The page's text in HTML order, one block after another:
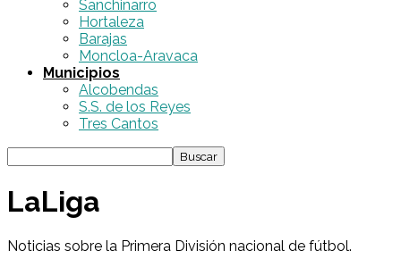
Sanchinarro
Hortaleza
Barajas
Moncloa-Aravaca
Municipios
Alcobendas
S.S. de los Reyes
Tres Cantos
LaLiga
Noticias sobre la Primera División nacional de fútbol.